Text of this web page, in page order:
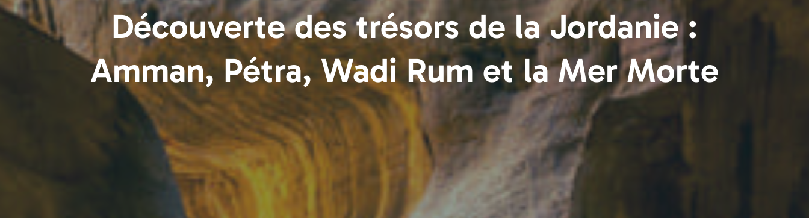
Découverte des trésors de la Jordanie :
Amman, Pétra, Wadi Rum et la Mer Morte